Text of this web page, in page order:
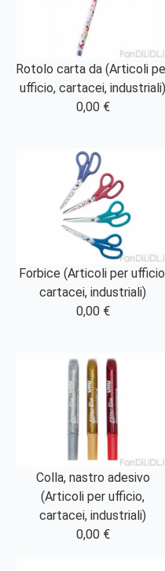
Rotolo carta da (Articoli
ufficio, cartacei, industriali)
0,00 €
Forbice (Articoli per
cartacei, industriali)
0,00 €
Colla, nastro adesivo
(Articoli per ufficio,
cartacei, industriali)
0,00 €